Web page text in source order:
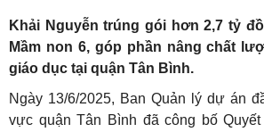
Khải Nguyễn trúng gói hơn 2,7 tỷ
Mầm non 6, góp phần nâng chất
giáo dục tại quận Tân Bình.
Ngày 13/6/2025, Ban Quản lý dự án
vực quận Tân Bình đã công bố